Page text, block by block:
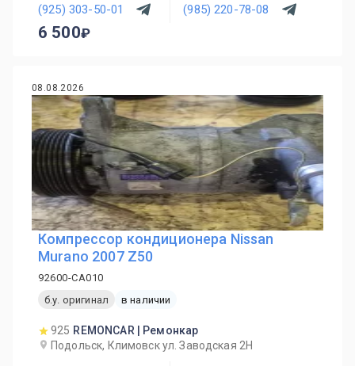
(925) 303-50-01 (985) 220-78-08
6 500
08.08.2026
Компрессор кондиционера Nissan
Murano 2007 Z50
92600-CA010
б.у. оригинал
в наличии
925 REMONCAR | Ремонкар
Подольск, Климовск ул. Заводская 2Н